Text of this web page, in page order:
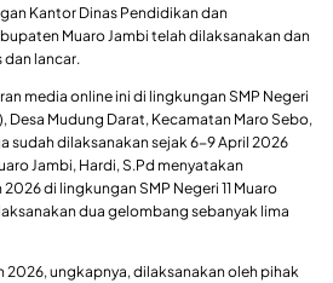
Kantor Dinas Pendidikan dan
Muaro Jambi telah dilaksanakan dan
lancar.
media online ini di lingkungan SMP Negeri
Desa Mudung Darat, Kecamatan Maro Sebo,
sudah dilaksanakan sejak 6-9 April 2026
Jambi, Hardi, S.Pd menyatakan
di lingkungan SMP Negeri 11 Muaro
dua gelombang sebanyak lima
2026, ungkapnya, dilaksanakan oleh pihak